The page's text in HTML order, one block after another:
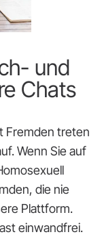
und
Chats
Fremden treten
Wenn Sie auf
die nie
Plattform.
einwandfrei.